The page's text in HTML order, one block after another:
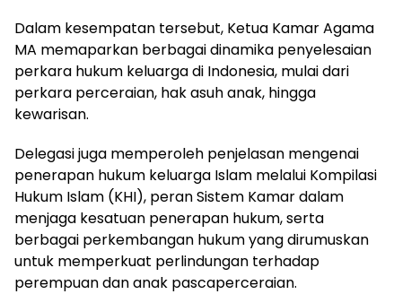
Dalam kesempatan tersebut, Ketua Kamar Agama
MA memaparkan berbagai dinamika penyelesaian
perkara hukum keluarga di Indonesia, mulai dari
perkara perceraian, hak asuh anak, hingga
kewarisan.
Delegasi juga memperoleh penjelasan mengenai
penerapan hukum keluarga Islam melalui Kompilasi
Hukum Islam (KHI), peran Sistem Kamar dalam
menjaga kesatuan penerapan hukum, serta
berbagai perkembangan hukum yang dirumuskan
untuk memperkuat perlindungan terhadap
perempuan dan anak pascaperceraian.